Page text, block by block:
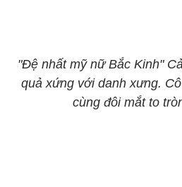
"Đệ nhất mỹ nữ Bắc Kinh"
quả xứng với danh xưng.
cùng đôi mắt to